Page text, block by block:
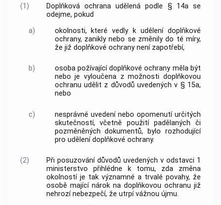
(1)
Doplňková ochrana udělená podle § 14a se
odejme, pokud
a)
okolnosti, které vedly k udělení doplňkové
ochrany, zanikly nebo se změnily do té míry,
že již doplňkové ochrany není zapotřebí,
b)
osoba požívající doplňkové ochrany měla být
nebo je vyloučena z možnosti doplňkovou
ochranu udělit z důvodů uvedených v § 15a,
nebo
c)
nesprávné uvedení nebo opomenutí určitých
skutečností, včetně použití padělaných či
pozměněných dokumentů, bylo rozhodující
pro udělení doplňkové ochrany.
(2)
Při posuzování důvodů uvedených v odstavci 1
ministerstvo přihlédne k tomu, zda změna
okolností je tak významné a trvalé povahy, že
osobě mající nárok na doplňkovou ochranu již
nehrozí nebezpečí, že utrpí vážnou újmu.